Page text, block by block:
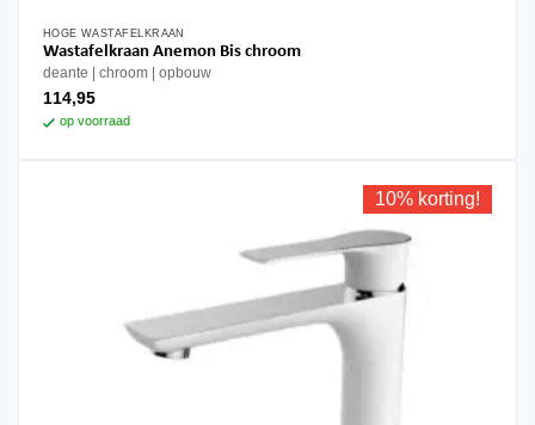
HOGE WASTAFELKRAAN
Wastafelkraan Anemon Bis chroom
deante chroom opbouw
114,95
op voorraad
10% korting!